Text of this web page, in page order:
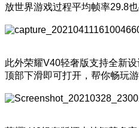
放世界游戏过程平均帧率29.8也
此外荣耀V40轻奢版支持全新
顶部下滑即可打开，帮你畅玩游